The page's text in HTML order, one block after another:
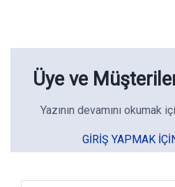
Üye ve
Yazının devamını okumak
GIRIŞ YAPMAK